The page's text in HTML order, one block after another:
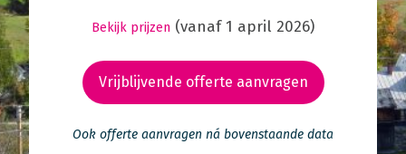
Bekijk prijzen (vanaf 1 april 2026)
Vrijblijvende offerte aanvragen
Ook offerte aanvragen ná bovenstaande data